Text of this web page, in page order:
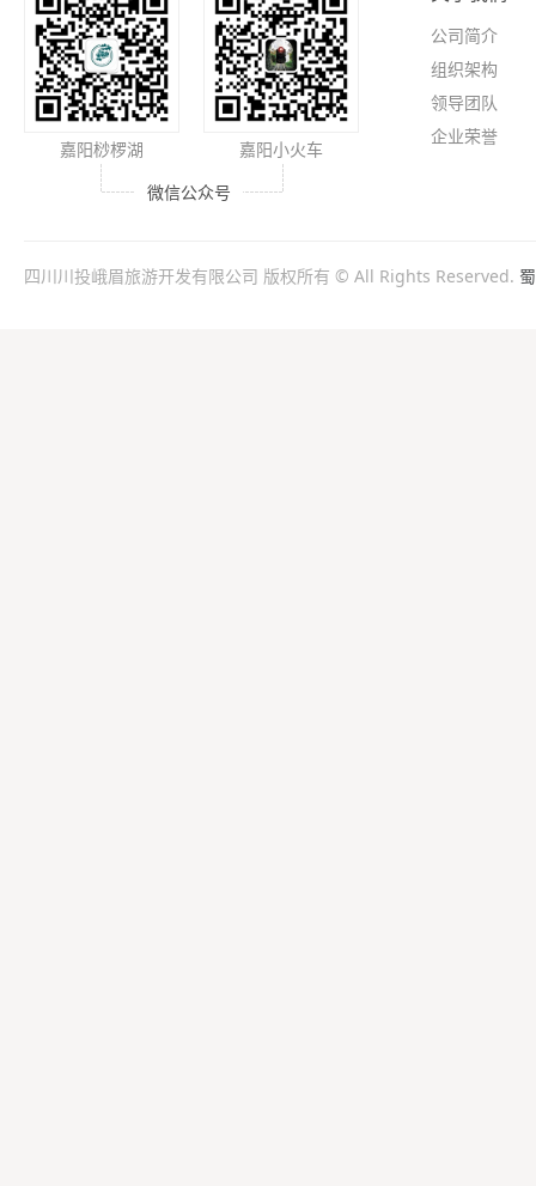
微信公众号
嘉阳桫椤湖 嘉阳小火车
公司简介
组织架构
领导团队
企业荣誉
四川川投峨眉旅游开发有限公司 版权所有 © All Rights Reserved.